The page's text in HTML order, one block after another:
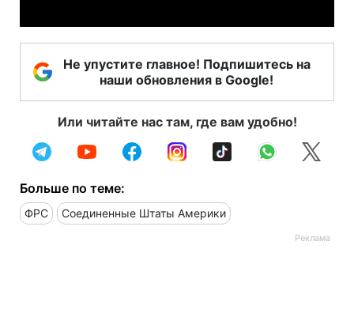
Не упустите главное! Подпишитесь на
наши обновления в Google!
Или читайте нас там, где вам удобно!
Больше по теме:
ФРС Соединенные Штаты Америки